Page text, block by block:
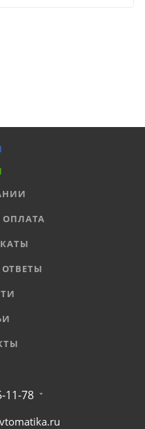
ОПЛАТА
11-78